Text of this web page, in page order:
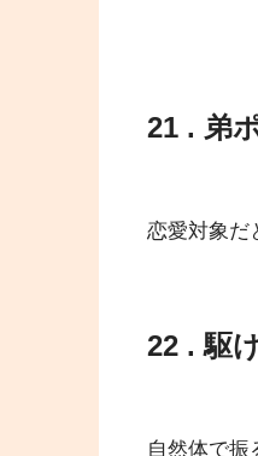
21 . 弟
恋愛対象だ
22 . 駆
自然体で振